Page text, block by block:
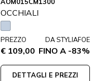
OCCHIALI
PREZZO
€ 109,00
DA STYLIAFOE
FINO A -83%
DETTAGLI E PREZZI